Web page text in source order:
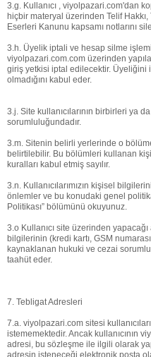
3.g. Kullanıcı , viyolpazari.com'dan
hiçbir materyal üzerinden Telif
Eserleri Kanunu kapsamı notlarını
3.h. Üyelik iptali ve hesap silme
viyolpazari.com.com üzerinden
giriş yetkisi iptal edilecektir.
olmadığını kabul eder.
3.j. Site kullanıcılarının birbirleri ya
sorumluluğundadır.
3.m. Sitenin belirli yerlerinde o
belirtilebilir. Bu bölümleri kullanan
kuralları kabul etmiş sayılır.
3.n. Kullanıcılarımızın kişisel
önlemler ve bu konudaki genel
Politikası” bölümünü okuyunuz.
3.o Kullanıcı site üzerinden
bilgilerinin (kredi kartı, GSM
kaynaklanan hukuki ve cezai
taahüt eder.
7. Tebligat Adresleri
7.a. viyolpazari.com sitesi
istememektedir. Ancak kullanıcının
adresi, bu sözleşme ile ilgili olarak
adresin isteneceği elektronik posta